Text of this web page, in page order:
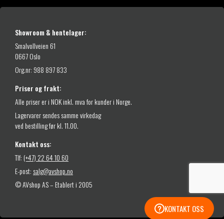
Showroom & hentelager:
Smalvollveien 61
0667 Oslo
Org.nr: 988 897 833
Priser og frakt:
Alle priser er i NOK inkl. mva for kunder i Norge.
Lagervarer sendes samme virkedag
ved bestilling før kl. 11.00.
Kontakt oss:
Tlf: (+47) 22 64 10 60
E-post: salg@avshop.no
© AVshop AS – Etablert i 2005
KONTAKT OSS